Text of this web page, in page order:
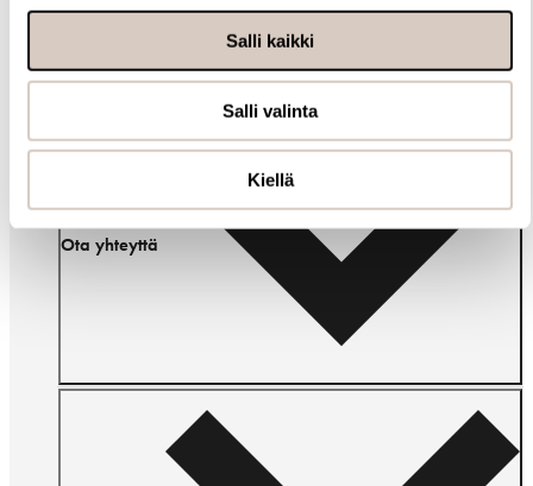
Salli kaikki
Salli valinta
Kiellä
Mukavat jalassa koko päivän
espadrilloista erityisen mukavat käyttää. Kengät istuvat
hyvin jalkaan ja tarjoavat miellyttävän tuntuman niin
kaupungilla liikkuessa kuin lomamatkoilla. Hengittävät
materiaalit ja joustava rakenne lisäävät
käyttömukavuutta lämpiminä kesäpäivinä.
Monipuoliset kesäkengät eri tyyleihin
Espadrillot ovat helposti yhdisteltävissä erilaisiin asuihin.
Ne sopivat täydellisesti esimerkiksi pellavahousujen,
farkkujen, shortsien tai kesämekkojen kanssa. Rennon
vapaa-ajalla, kesäjuhlissa kuin matkakäytössäkin. Ne ovat
luottovalinta silloin, kun haluat yhdistää huolitellun tyylin
Ota yhteyttä